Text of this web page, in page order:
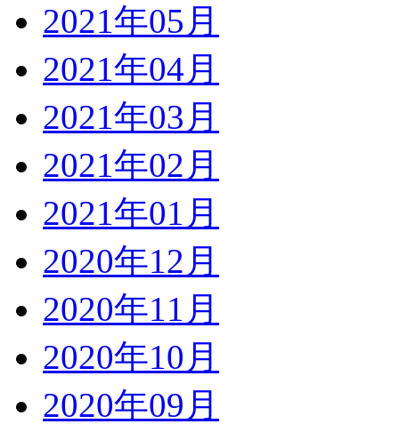
2021年05月
2021年04月
2021年03月
2021年02月
2021年01月
2020年12月
2020年11月
2020年10月
2020年09月